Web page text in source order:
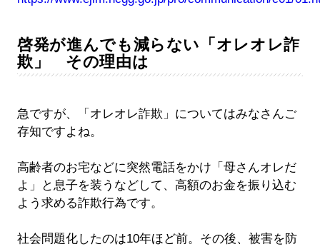
啓発が進んでも減らない「オレオレ詐
欺」 その理由は
急ですが、「オレオレ詐欺」についてはみなさんご
存知ですよね。
高齢者のお宅などに突然電話をかけ「母さんオレだ
よ」と息子を装うなどして、高額のお金を振り込む
よう求める詐欺行為です。
社会問題化したのは10年ほど前。その後、被害を防